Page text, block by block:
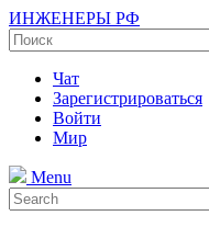
ИНЖЕНЕРЫ РФ
Чат
Зарегистрироваться
Войти
Мир
Menu